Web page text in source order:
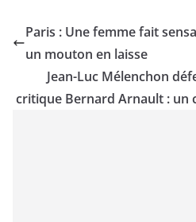
Paris : Une femme fait
un mouton en laisse
Jean-Luc Mélenchon
critique Bernard Arnault : un